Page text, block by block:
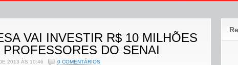
VAI INVESTIR R$ 10 MILHÕES
PROFESSORES DO SENAI
2013 ÀS 10:46 0 COMENTÁRIOS